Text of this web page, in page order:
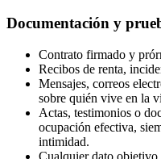
Documentación y
Contrato firmado y
Recibos de renta,
Mensajes, correos
sobre quién vive en la
Actas, testimonios o
ocupación efectiva,
intimidad.
Cualquier dato objetivo